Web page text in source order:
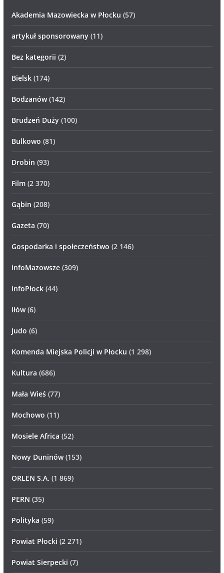
Akademia Mazowiecka w Płocku (57)
artykuł sponsorowany(11)
Bez kategorii (2)
Bielsk(174)
Bodzanów(142)
Brudzeń Duży(100)
Bulkowo (81)
Drobin (93)
Film(2 370)
Gąbin (208)
Gazeta (70)
Gospodarka i społeczeństwo (2 146)
infoMazowsze(309)
infoPłock(44)
Iłów(6)
Judo (6)
Komenda Miejska Policji w Płocku (1 298)
Kultura (686)
Mała Wieś(77)
Mochowo (11)
Mosiele Africa (52)
Nowy Duninów(153)
ORLEN S.A. (1 869)
PERN (35)
Polityka (59)
Powiat Płocki (2 271)
Powiat Sierpecki (7)